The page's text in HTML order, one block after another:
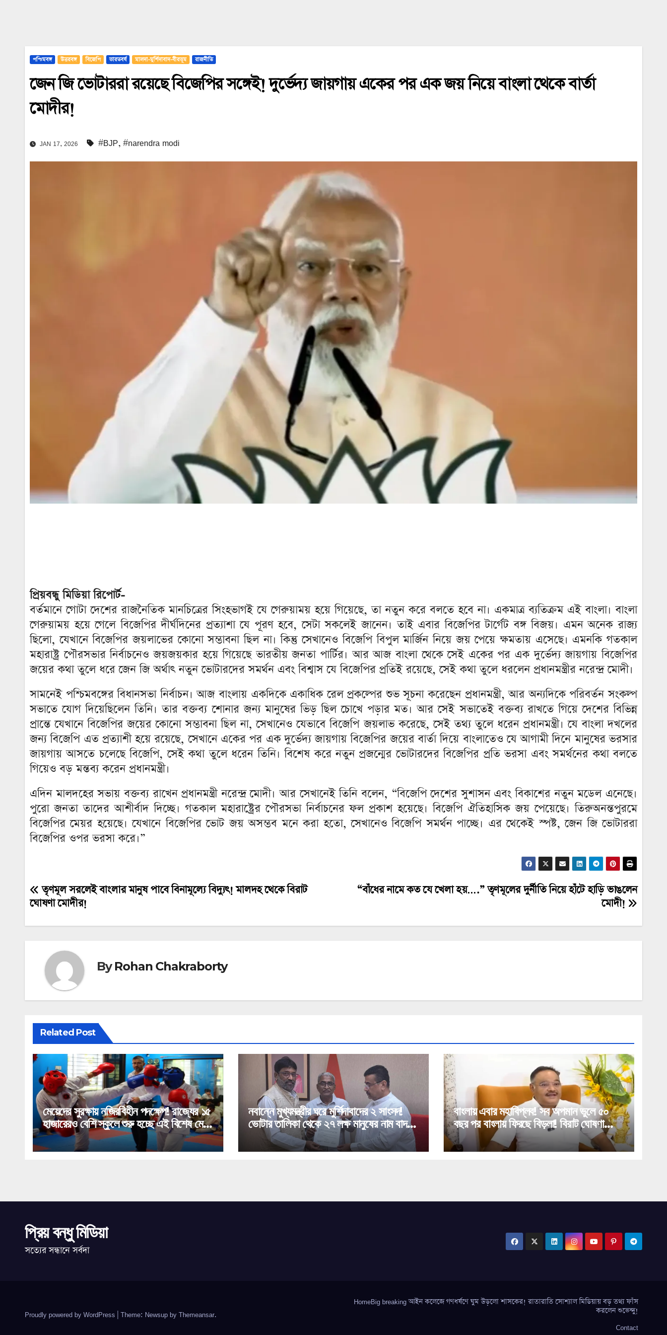
পশ্চিমবঙ্গ উত্তরবঙ্গ বিজেপি ভারতবর্ষ মালদা-মুর্শিদাবাদ-বীরভূম রাজনীতি
জেন জি ভোটাররা রয়েছে বিজেপির সঙ্গেই! দুর্ভেদ্য জায়গায় একের পর এক জয় নিয়ে বাংলা থেকে বার্তা
মোদীর!
JAN 17, 2026 #BJP, #narendra modi
প্রিয়বন্ধু মিডিয়া রিপোর্ট-
বর্তমানে গোটা দেশের রাজনৈতিক মানচিত্রের সিংহভাগই যে গেরুয়াময় হয়ে গিয়েছে, তা নতুন করে বলতে হবে না। একমাত্র ব্যতিক্রম এই বাংলা। বাংলা
গেরুয়াময় হয়ে গেলে বিজেপির দীর্ঘদিনের প্রত্যাশা যে পূরণ হবে, সেটা সকলেই জানেন। তাই এবার বিজেপির টার্গেট বঙ্গ বিজয়। এমন অনেক রাজ্য
ছিলো, যেখানে বিজেপির জয়লাভের কোনো সম্ভাবনা ছিল না। কিন্তু সেখানেও বিজেপি বিপুল মার্জিন নিয়ে জয় পেয়ে ক্ষমতায় এসেছে। এমনকি গতকাল
মহারাষ্ট্র পৌরসভার নির্বাচনেও জয়জয়কার হয়ে গিয়েছে ভারতীয় জনতা পার্টির। আর আজ বাংলা থেকে সেই একের পর এক দুর্ভেদ্য জায়গায় বিজেপির
জয়ের কথা তুলে ধরে জেন জি অর্থাৎ নতুন ভোটারদের সমর্থন এবং বিশ্বাস যে বিজেপির প্রতিই রয়েছে, সেই কথা তুলে ধরলেন প্রধানমন্ত্রীর নরেন্দ্র মোদী।
সামনেই পশ্চিমবঙ্গের বিধানসভা নির্বাচন। আজ বাংলায় একদিকে একাধিক রেল প্রকল্পের শুভ সূচনা করেছেন প্রধানমন্ত্রী, আর অন্যদিকে পরিবর্তন সংকল্প
সভাতে যোগ দিয়েছিলেন তিনি। তার বক্তব্য শোনার জন্য মানুষের ভিড় ছিল চোখে পড়ার মত। আর সেই সভাতেই বক্তব্য রাখতে গিয়ে দেশের বিভিন্ন
প্রান্তে যেখানে বিজেপির জয়ের কোনো সম্ভাবনা ছিল না, সেখানেও যেভাবে বিজেপি জয়লাভ করেছে, সেই তথ্য তুলে ধরেন প্রধানমন্ত্রী। যে বাংলা দখলের
জন্য বিজেপি এত প্রত্যাশী হয়ে রয়েছে, সেখানে একের পর এক দুর্ভেদ্য জায়গায় বিজেপির জয়ের বার্তা দিয়ে বাংলাতেও যে আগামী দিনে মানুষের ভরসার
জায়গায় আসতে চলেছে বিজেপি, সেই কথা তুলে ধরেন তিনি। বিশেষ করে নতুন প্রজন্মের ভোটারদের বিজেপির প্রতি ভরসা এবং সমর্থনের কথা বলতে
গিয়েও বড় মন্তব্য করেন প্রধানমন্ত্রী।
এদিন মালদহের সভায় বক্তব্য রাখেন প্রধানমন্ত্রী নরেন্দ্র মোদী। আর সেখানেই তিনি বলেন, “বিজেপি দেশের সুশাসন এবং বিকাশের নতুন মডেল এনেছে।
পুরো জনতা তাদের আশীর্বাদ দিচ্ছে। গতকাল মহারাষ্ট্রের পৌরসভা নির্বাচনের ফল প্রকাশ হয়েছে। বিজেপি ঐতিহাসিক জয় পেয়েছে। তিরুঅনন্তপুরমে
বিজেপির মেয়র হয়েছে। যেখানে বিজেপির ভোট জয় অসম্ভব মনে করা হতো, সেখানেও বিজেপি সমর্থন পাচ্ছে। এর থেকেই স্পষ্ট, জেন জি ভোটাররা
বিজেপির ওপর ভরসা করে।”
Post
navigation
“বাঁধের নামে কত যে খেলা হয়….” তৃণমূলের দুর্নীতি নিয়ে হাঁটে হাড়ি ভাঙলেন
মোদী!
তৃণমূল সরলেই বাংলার মানুষ পাবে বিনামূল্যে বিদ্যুৎ! মালদহ থেকে বিরাট
ঘোষণা মোদীর!
ByRohan Chakraborty
Related Post
মেয়েদের সুরক্ষায় নজিরবিহীন পদক্ষেপ! রাজ্যের ১৫
হাজারেরও বেশি স্কুলে শুরু হচ্ছে এই বিশেষ মেগা
প্রশিক্ষণ!
নবান্নে মুখ্যমন্ত্রীর ঘরে মুর্শিদাবাদের ২ সাংসদ!
ভোটার তালিকা থেকে ২৭ লক্ষ মানুষের নাম বাদ
পড়া নিয়ে বিরাট পদক্ষেপ!
বাংলায় এবার মহাবিপ্লব! সব অপমান ভুলে ৫০
বছর পর বাংলায় ফিরছে বিড়লা! বিরাট ঘোষণা
শমীকের!
প্রিয় বন্ধু মিডিয়া
সত্যের সন্ধানে সর্বদা
Proudly powered by WordPress Theme: Newsup by Themeansar.
HomeBig breaking আইন কলেজে গণধর্ষণে ঘুম উড়লো শাসকের! রাতারাতি সোশ্যাল মিডিয়ায় বড় তথ্য ফাঁস
করলেন শুভেন্দু!
Contact